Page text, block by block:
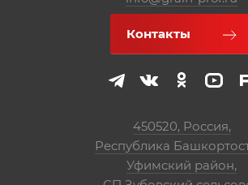
Контакты
450520, Россия,
Республика
Уфимский район,